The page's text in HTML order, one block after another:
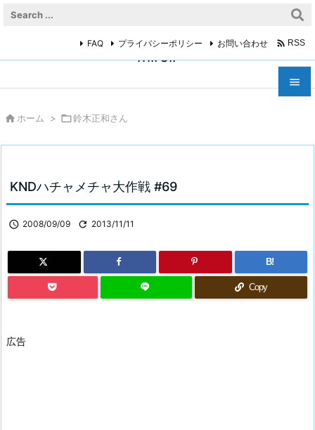
miroir



FAQ プライバシーポリシー お問い合わせ  RSS
 ホーム > 鈴木正和さん
KNDハチャメチャ大作戦 #69
 2008/09/09  2013/11/11
B!
Copy
広告